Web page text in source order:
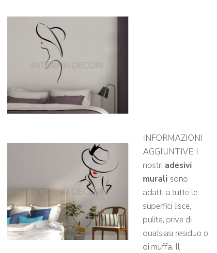
INFORMAZIONI
AGGIUNTIVE: I
nostri adesivi
murali sono
adatti a tutte le
superfici lisce,
pulite, prive di
qualsiasi residuo o
di muffa. Il